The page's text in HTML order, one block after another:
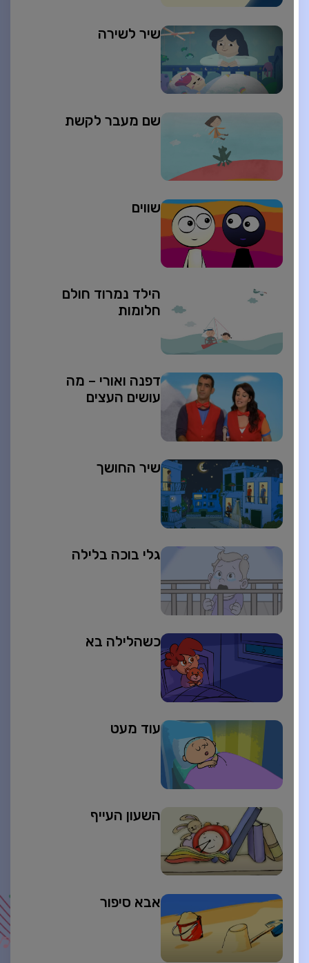
שיר לשירה
שם מעבר לקשת
שווים
הילד נמרוד חולם
חלומות
דפנה ואורי – מה
עושים העצים
שיר החושך
גלי בוכה בלילה
כשהלילה בא
עוד מעט
השעון העייף
אבא סיפור